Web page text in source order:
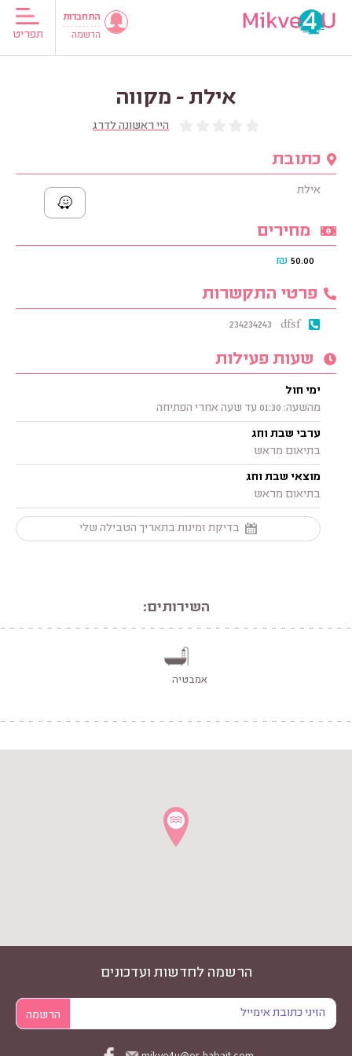
תפריט
התחברות
הרשמה
אילת - מקווה
היי ראשונה לדרג
כתובת
אילת
מחירים
50.00
₪
פרטי התקשרות
dfsf
234234243
שעות פעילות
ימי חול
מהשעה: 01:30 עד שעה אחרי הפתיחה
ערבי שבת וחג
בתיאום מראש
מוצאי שבת וחג
בתיאום מראש
בדיקת זמינות בתאריך הטבילה שלי
השירותים:
אמבטיה
הרשמה לחדשות ועדכונים